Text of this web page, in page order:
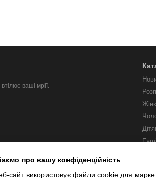
ваші мрії.
про вашу конфіденційність
сайт використовує файли cookie для